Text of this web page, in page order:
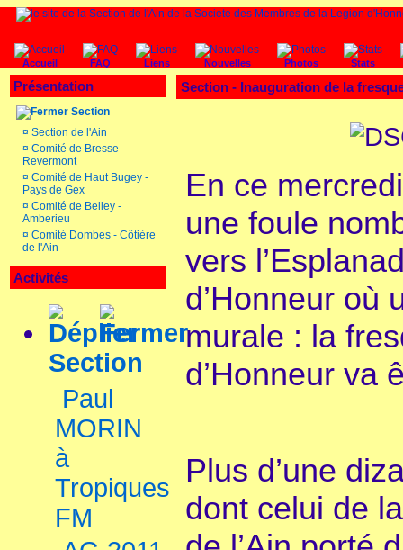
Accueil FAQ Liens Nouvelles Photos Stats
Présentation
Section
¤ Section de l'Ain
¤ Comité de Bresse-
Revermont
¤ Comité de Haut Bugey -
Pays de Gex
¤ Comité de Belley -
Amberieu
¤ Comité Dombes - Côtière
de l'Ain
Activités
Section
Paul
MORIN
à
Tropiques
FM
Section - Inauguration de la
En ce
une foule
vers
d’Honneur où
murale : la
d’Honneur va
Plus d’une
dont celui de